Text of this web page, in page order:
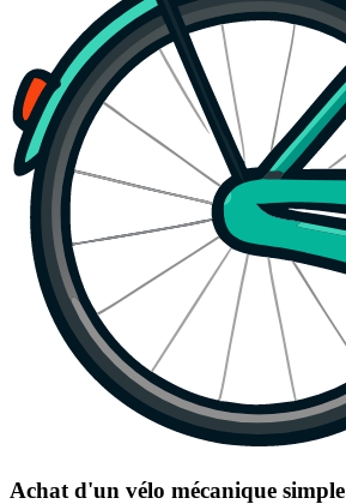
Achat d'un vélo mécanique simple